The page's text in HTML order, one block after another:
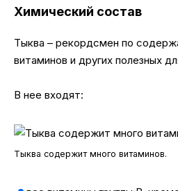
Химический состав
Тыква – рекордсмен по
витаминов и других полезных
В нее входят:
Тыква содержит много витаминов.